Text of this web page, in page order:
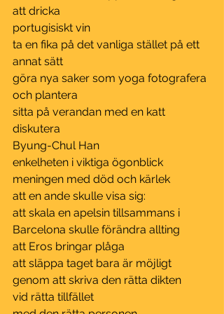
att dricka
portugisiskt vin
ta en fika på det vanliga stället på ett
annat sätt
göra nya saker som yoga fotografera
och plantera
sitta på verandan med en katt
diskutera
Byung-Chul Han
enkelheten i viktiga ögonblick
meningen med död och kärlek
att en ande skulle visa sig:
att skala en apelsin tillsammans i
Barcelona skulle förändra allting
att Eros bringar plåga
att släppa taget bara är möjligt
genom att skriva den rätta dikten
vid rätta tillfället